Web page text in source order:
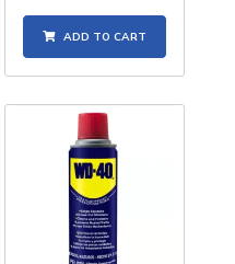
ADD TO CART